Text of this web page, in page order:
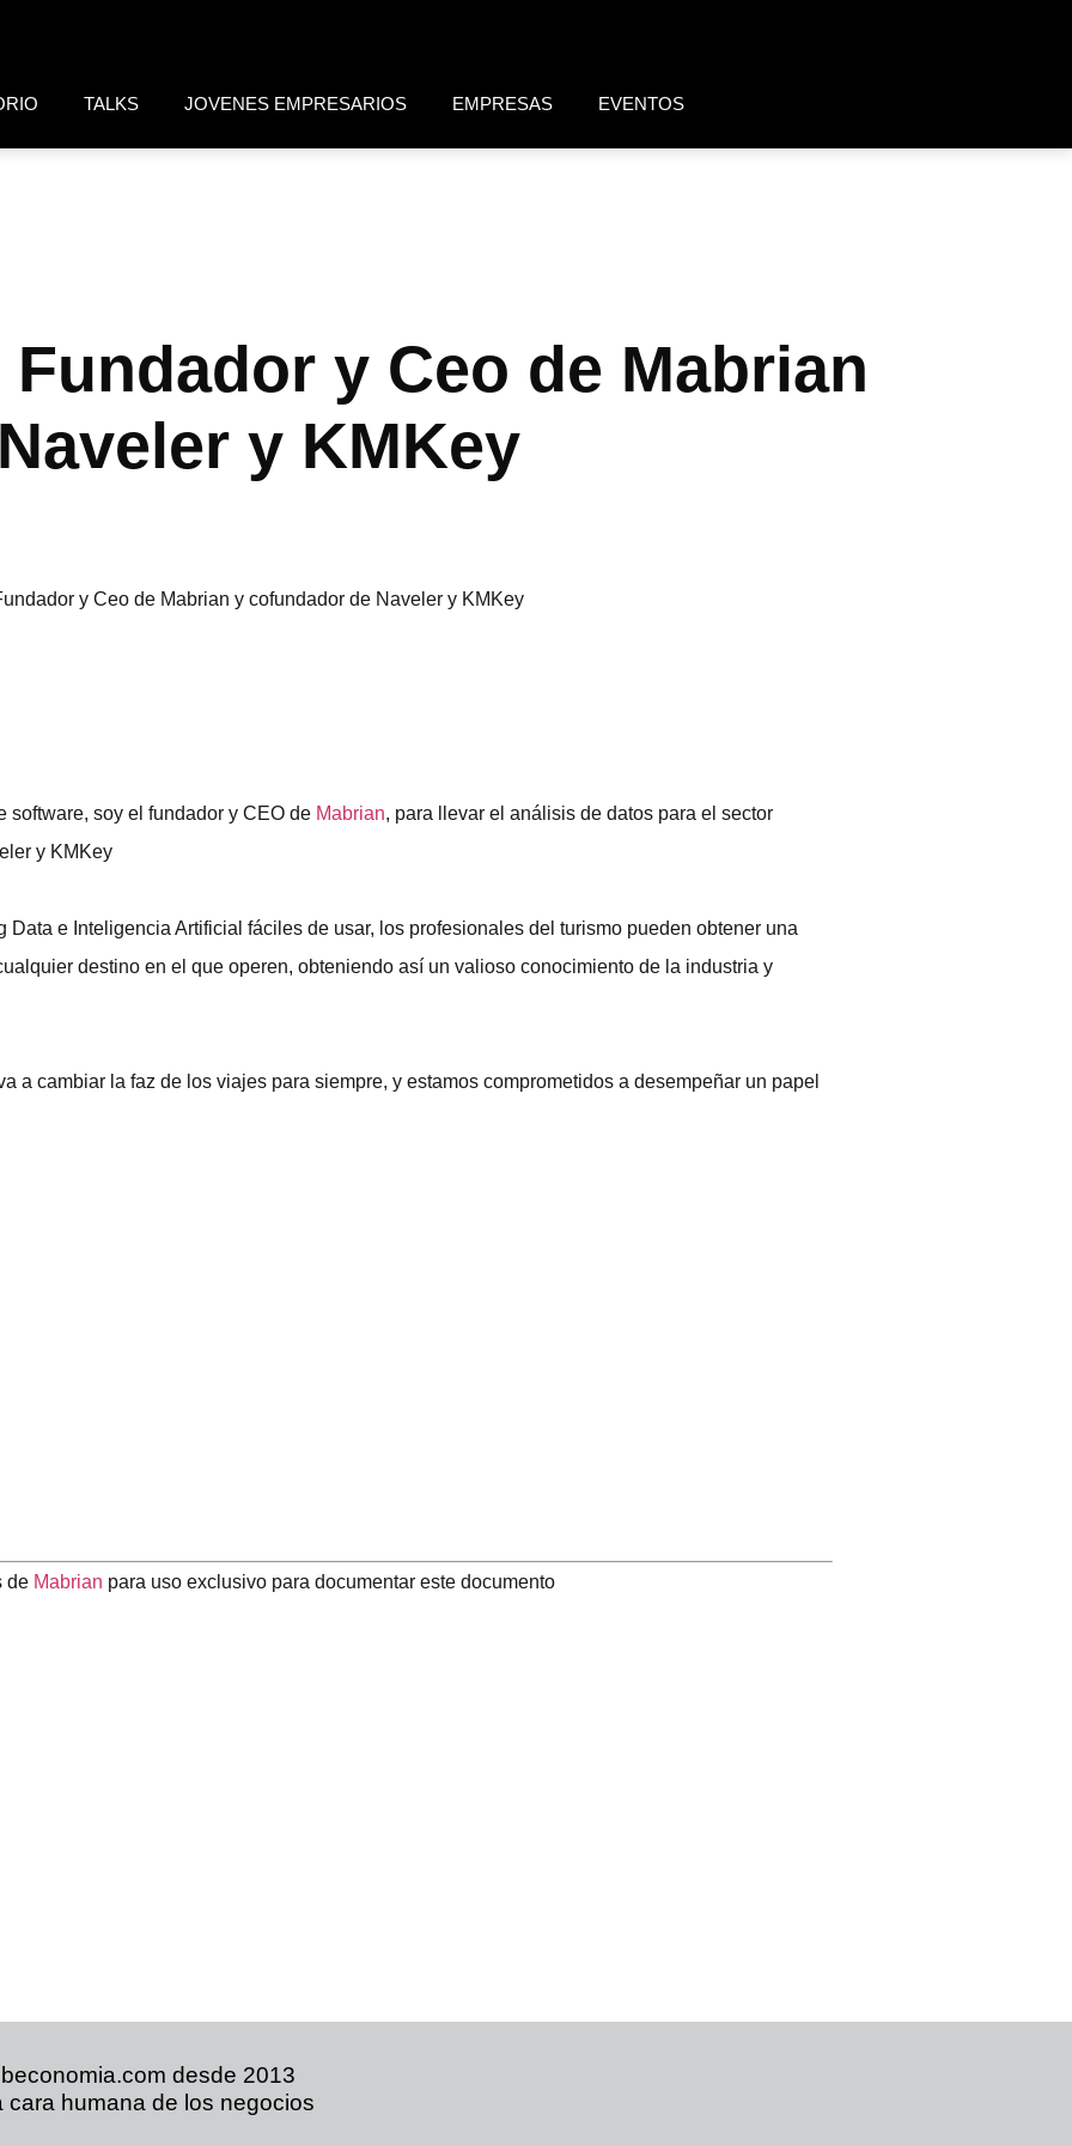
TALKS JOVENES EMPRESARIOS EMPRESAS EVENTOS
y Ceo de Mabrian
y KMKey
soy el fundador y CEO de Mabrian, para llevar el análisis de datos para el sector
y KMKey
e Inteligencia Artificial fáciles de usar, los profesionales del turismo pueden obtener una
destino en el que operen, obteniendo así un valioso conocimiento de la industria y
a cambiar la faz de los viajes para siempre, y estamos comprometidos a desempeñar un papel
de Mabrian para uso exclusivo para documentar este documento
desde 2013
cara humana de los negocios